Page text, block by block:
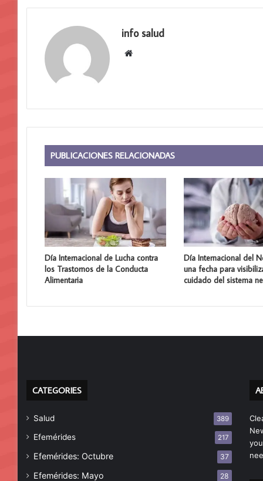
info salud
Sitio
PUBLICACIONES RELACIONADAS
Día Internacional de Lucha contra
los Trastornos de la Conducta
Alimentaria
Día Internacional del
una fecha para
cuidado del sistema
CATEGORIES
Salud 389
Efemérides 217
Efemérides: Octubre 37
Efemérides: Mayo 28